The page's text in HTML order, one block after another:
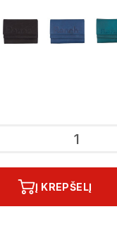
Į KREPŠELĮ